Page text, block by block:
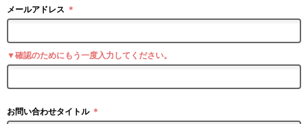
メールアドレス ＊
▼確認のためにもう一度入力してください。
お問い合わせタイトル ＊